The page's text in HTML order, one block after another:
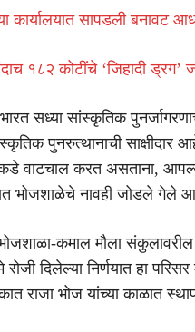
कार्यालयात सापडली बनावट
१८२ कोटींचे ‘जिहादी ड्रग’
सध्या सांस्कृतिक
पुनरुत्थानाची साक्षीदार
वाटचाल करत असताना,
भोजशाळेचे नावही जोडले गेले
भोजशाळा-कमाल मौला
दिलेल्या निर्णयात हा
राजा भोज यांच्या काळात